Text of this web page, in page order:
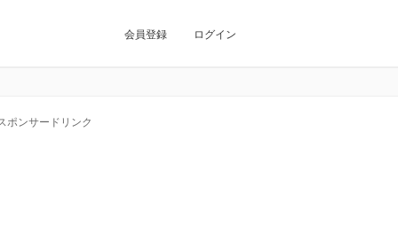
会員登録 ログイン
ポンサードリンク